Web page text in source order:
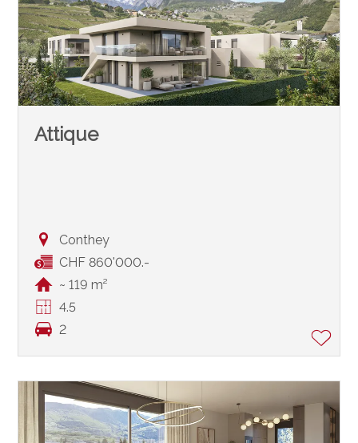
Attique
Conthey
CHF 860'000.-
~ 119 m²
4.5
2